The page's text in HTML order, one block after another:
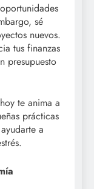
sé
nuevos.
tus finanzas
presupuesto
te anima a
prácticas
a